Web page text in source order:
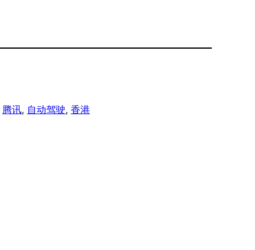
腾讯, 自动驾驶, 香港